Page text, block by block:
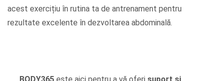
acest exercițiu în rutina ta de antrenament pentru
rezultate excelente în dezvoltarea abdominală.